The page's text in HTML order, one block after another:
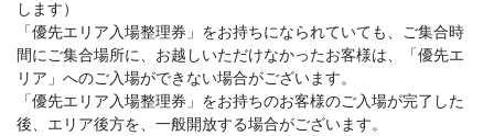
します）
「優先エリア入場整理券」をお持ちになられていても、ご集合時
間にご集合場所に、お越しいただけなかったお客様は、「優先エ
リア」へのご入場ができない場合がございます。
「優先エリア入場整理券」をお持ちのお客様のご入場が完了した
後、エリア後方を、一般開放する場合がございます。